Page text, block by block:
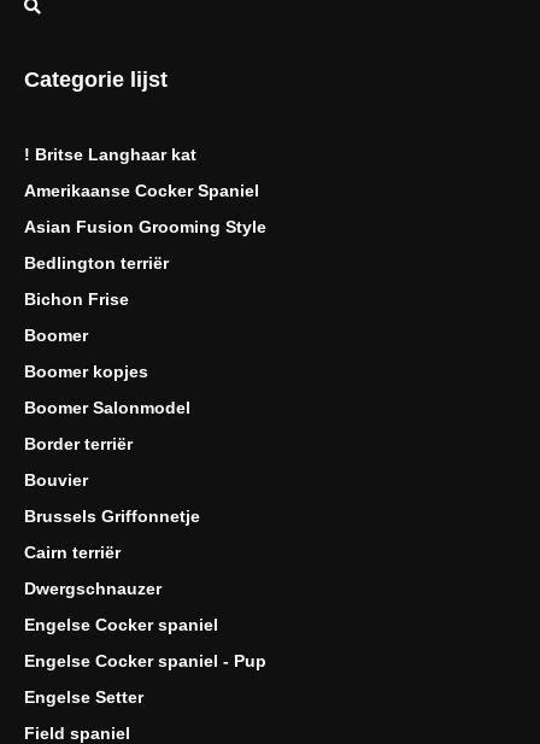
Categorie lijst
! Britse Langhaar kat
Amerikaanse Cocker Spaniel
Asian Fusion Grooming Style
Bedlington terriër
Bichon Frise
Boomer
Boomer kopjes
Boomer Salonmodel
Border terriër
Bouvier
Brussels Griffonnetje
Cairn terriër
Dwergschnauzer
Engelse Cocker spaniel
Engelse Cocker spaniel - Pup
Engelse Setter
Field spaniel